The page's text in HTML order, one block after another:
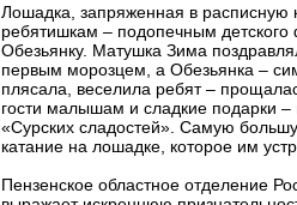
Лошадка, запряженная в расписную
ребятишкам – подопечным
Обезьянку. Матушка Зима
первым морозцем, а Обезьянка –
плясала, веселила ребят –
гости малышам и сладкие подарки
«Сурских сладостей». Самую
катание на лошадке, которое им
Пензенское областное отделение